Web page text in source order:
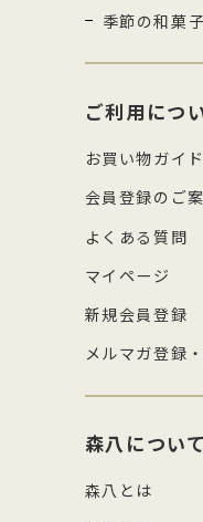
季節の和菓子
ご利用につ
お買い物ガイド
会員登録のご
よくある質問
マイページ
新規会員登録
メルマガ登録
森八について
森八とは